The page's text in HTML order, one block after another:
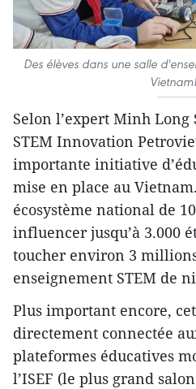
Des élèves dans une salle
Selon l’expert Minh Long
STEM Innovation
importante initiative
mise en place au
écosystème national de
influencer jusqu’à 3.000
toucher environ 3
enseignement STEM de
Plus important encore,
directement connectée
plateformes éducatives
l’ISEF (le plus grand